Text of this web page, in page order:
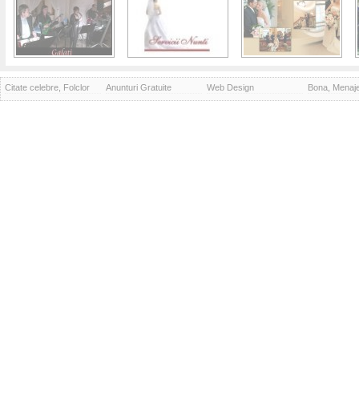
Citate celebre, Folclor Anunturi Gratuite Web Design Bona,